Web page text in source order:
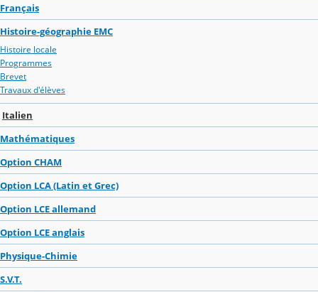
Français
Histoire-géographie EMC
Histoire locale
Programmes
Brevet
Travaux d'élèves
Italien
Mathématiques
Option CHAM
Option LCA (Latin et Grec)
Option LCE allemand
Option LCE anglais
Physique-Chimie
S.V.T.